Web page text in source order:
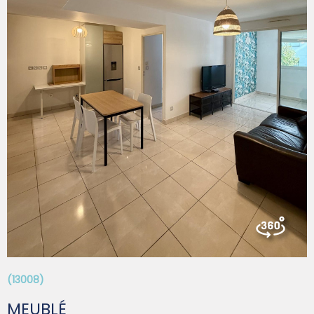
Honoraires charge locataire : 767,65€ TTC dont 177,15€
TTC pour l'état des lieux Diagnostic de Performance
Énergétique classe A. Montant estimé des dépenses
annuelles d'énergie pour un usage standard est entre
390€ et 590€ TTC /an Date de référence des prix de
l'énergie pour établir cette estimation sur les années
2021, 2022, 2023. Istres est située en zone tendue. Les
informations sur les risques auxquels ce bien est exposé
sont disponibles sur le site Géorisques :
www.georisques.gouv.fr IMPORTANT : Pour toute
demande d'information ou pour déposer votre dossier,
merci de nous envoyer un mail depuis l'annonce. Vous
recevrez un formulaire à remplir, à réception, nous ne
manquerons pas de revenir vers vous.
(13008)
MEUBLÉ
VOIR LE BIEN